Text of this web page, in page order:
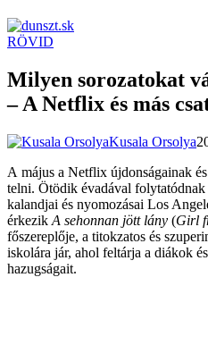
RÖVID
Milyen sorozatokat
– A Netflix és más
Kusala Orsolya
A május a Netflix újdonságainak
telni. Ötödik évadával folytatódnak
kalandjai és nyomozásai Los
érkezik A sehonnan jött lány (Girl
főszereplője, a titokzatos és
iskolára jár, ahol feltárja a diákok
hazugságait.